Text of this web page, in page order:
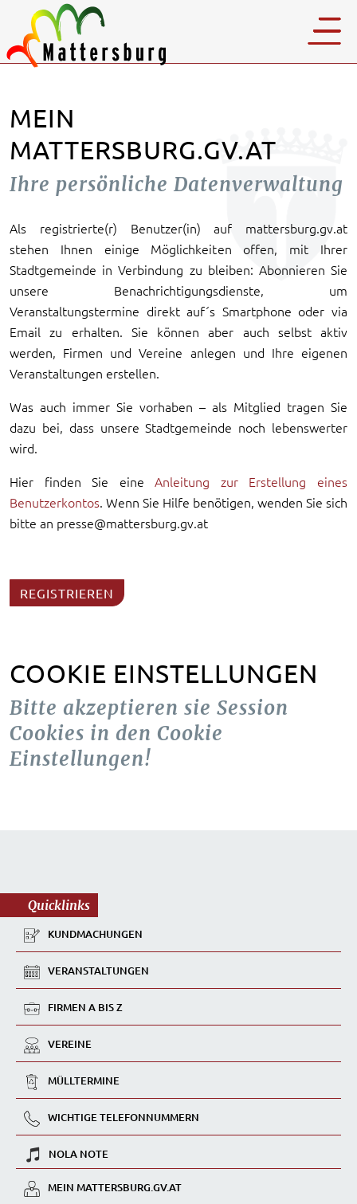
MEIN
MATTERSBURG.GV.AT
Ihre persönliche Datenverwaltung
Als registrierte(r) Benutzer(in) auf mattersburg.gv.at
stehen Ihnen einige Möglichkeiten offen, mit Ihrer
Stadtgemeinde in Verbindung zu bleiben: Abonnieren Sie
unsere Benachrichtigungsdienste, um
Veranstaltungstermine direkt auf´s Smartphone oder via
Email zu erhalten. Sie können aber auch selbst aktiv
werden, Firmen und Vereine anlegen und Ihre eigenen
Veranstaltungen erstellen.
Was auch immer Sie vorhaben – als Mitglied tragen Sie
dazu bei, dass unsere Stadtgemeinde noch lebenswerter
wird.
Hier finden Sie eineAnleitung zur Erstellung eines
Benutzerkontos. Wenn Sie Hilfe benötigen, wenden Sie sich
bitte an presse@mattersburg.gv.at
REGISTRIEREN
COOKIE EINSTELLUNGEN
Bitte akzeptieren sie Session
Cookies in den Cookie
Einstellungen!
Quicklinks
KUNDMACHUNGEN
VERANSTALTUNGEN
FIRMEN A BIS Z
VEREINE
MÜLLTERMINE
WICHTIGE TELEFONNUMMERN
NOLA NOTE
MEIN MATTERSBURG.GV.AT